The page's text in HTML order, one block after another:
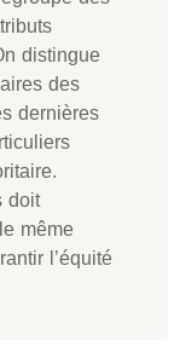
distingue
des
dernières
doit
même
l’équité